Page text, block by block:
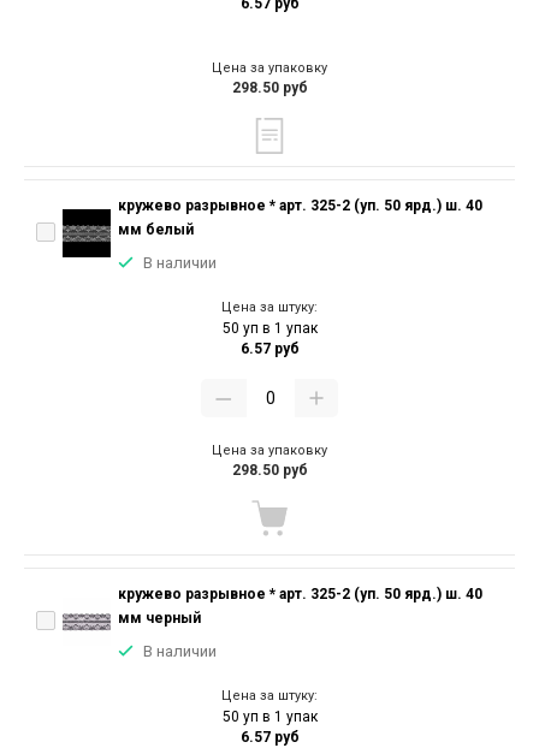
6.57 руб
Цена за упаковку
298.50 руб
кружево разрывное * арт. 325-2 (уп. 50 ярд.) ш. 40
мм белый
В наличии
Цена за штуку:
50 уп в 1 упак
6.57 руб
Цена за упаковку
298.50 руб
кружево разрывное * арт. 325-2 (уп. 50 ярд.) ш. 40
мм черный
В наличии
Цена за штуку:
50 уп в 1 упак
6.57 руб